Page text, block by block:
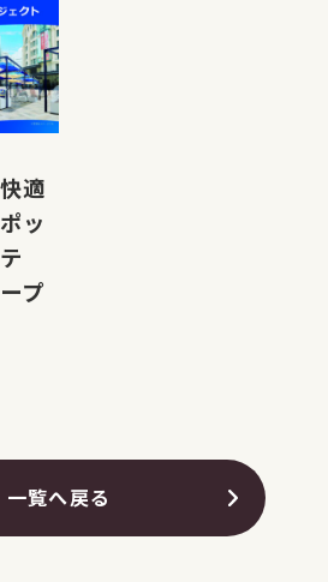
適
ッ
プ
一覧へ戻る